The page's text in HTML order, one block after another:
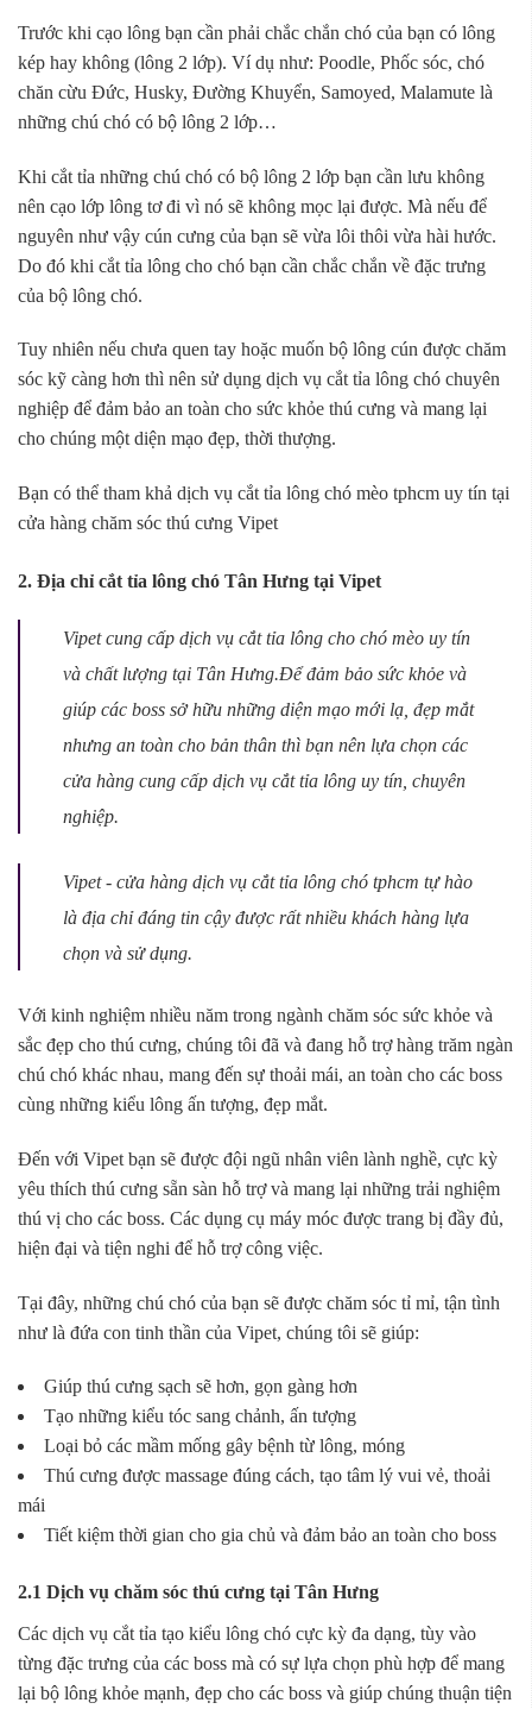
Trước khi cạo lông bạn cần phải chắc chắn chó của bạn có lông
kép hay không (lông 2 lớp). Ví dụ như: Poodle, Phốc sóc, chó
chăn cừu Đức, Husky, Đường Khuyển, Samoyed, Malamute là
những chú chó có bộ lông 2 lớp…
Khi cắt tỉa những chú chó có bộ lông 2 lớp bạn cần lưu không
nên cạo lớp lông tơ đi vì nó sẽ không mọc lại được. Mà nếu để
nguyên như vậy cún cưng của bạn sẽ vừa lôi thôi vừa hài hước.
Do đó khi cắt tỉa lông cho chó bạn cần chắc chắn về đặc trưng
của bộ lông chó.
Tuy nhiên nếu chưa quen tay hoặc muốn bộ lông cún được chăm
sóc kỹ càng hơn thì nên sử dụng dịch vụ cắt tỉa lông chó chuyên
nghiệp để đảm bảo an toàn cho sức khỏe thú cưng và mang lại
cho chúng một diện mạo đẹp, thời thượng.
Bạn có thể tham khả dịch vụ cắt tỉa lông chó mèo tphcm uy tín tại
cửa hàng chăm sóc thú cưng Vipet
2. Địa chỉ cắt tỉa lông chó Tân Hưng tại Vipet
Vipet cung cấp dịch vụ cắt tỉa lông cho chó mèo uy tín
và chất lượng tại Tân Hưng.Để đảm bảo sức khỏe và
giúp các boss sở hữu những diện mạo mới lạ, đẹp mắt
nhưng an toàn cho bản thân thì bạn nên lựa chọn các
cửa hàng cung cấp dịch vụ cắt tỉa lông uy tín, chuyên
nghiệp.
Vipet - cửa hàng dịch vụ cắt tỉa lông chó tphcm tự hào
là địa chỉ đáng tin cậy được rất nhiều khách hàng lựa
chọn và sử dụng.
Với kinh nghiệm nhiều năm trong ngành chăm sóc sức khỏe và
sắc đẹp cho thú cưng, chúng tôi đã và đang hỗ trợ hàng trăm ngàn
chú chó khác nhau, mang đến sự thoải mái, an toàn cho các boss
cùng những kiểu lông ấn tượng, đẹp mắt.
Đến với Vipet bạn sẽ được đội ngũ nhân viên lành nghề, cực kỳ
yêu thích thú cưng sẵn sàn hỗ trợ và mang lại những trải nghiệm
thú vị cho các boss. Các dụng cụ máy móc được trang bị đầy đủ,
hiện đại và tiện nghi để hỗ trợ công việc.
Tại đây, những chú chó của bạn sẽ được chăm sóc tỉ mỉ, tận tình
như là đứa con tinh thần của Vipet, chúng tôi sẽ giúp:
Giúp thú cưng sạch sẽ hơn, gọn gàng hơn
Tạo những kiểu tóc sang chảnh, ấn tượng
Loại bỏ các mầm mống gây bệnh từ lông, móng
Thú cưng được massage đúng cách, tạo tâm lý vui vẻ, thoải
mái
Tiết kiệm thời gian cho gia chủ và đảm bảo an toàn cho boss
2.1 Dịch vụ chăm sóc thú cưng tại Tân Hưng
Các dịch vụ cắt tỉa tạo kiểu lông chó cực kỳ đa dạng, tùy vào
từng đặc trưng của các boss mà có sự lựa chọn phù hợp để mang
lại bộ lông khỏe mạnh, đẹp cho các boss và giúp chúng thuận tiện